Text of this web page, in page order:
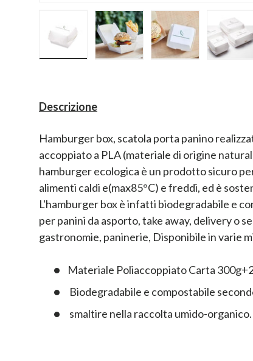
Descrizione
Hamburger box, scatola porta panino
accoppiato a PLA (materiale di origine
hamburger ecologica è un prodotto sicuro
alimenti caldi e(max85°C) e freddi, ed è
L'hamburger box è infatti biodegradabile e
per panini da asporto, take away, delivery o
gastronomie, paninerie, Disponibile in varie
Materiale Poliaccoppiato Carta
Biodegradabile e compostabile
smaltire nella raccolta umido-organico.